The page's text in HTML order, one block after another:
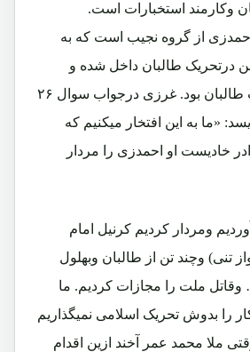
وکارمند استخبارات است.
از گروه نجیب است که به
درتحریک طالبان داخل شده و
مستنطق استخبارات طالبان بود. غرزی درجواب سوال ۲۶
«ما به این افتخار میکنیم که
خادیست او احمدزی را مردار
ومردار کردیم کرنیل امام
تنی) وچند تن از طالبان وبهلول
ملت را مجازات کردیم. ما
را بدوش تحریک اسلامی نمیگذاریم
ملا محمد عمر آخند ازین اقدام